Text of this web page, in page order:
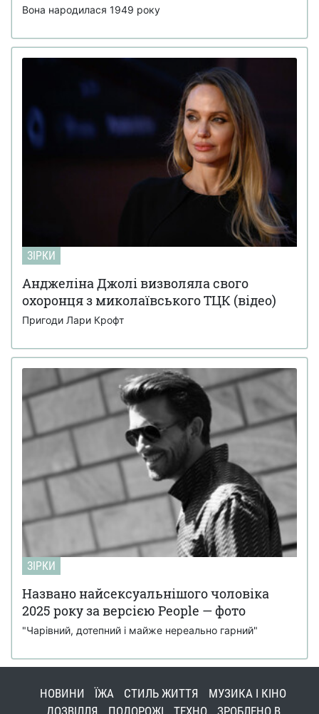
Вона народилася 1949 року
ЗІРКИ
Анджеліна Джолі визволяла свого
охоронця з миколаївського ТЦК (відео)
Пригоди Лари Крофт
ЗІРКИ
Названо найсексуальнішого чоловіка
2025 року за версією People — фото
"Чарівний, дотепний і майже нереально гарний"
НОВИНИ ЇЖА СТИЛЬ ЖИТТЯ
МУЗИКА І КІНО